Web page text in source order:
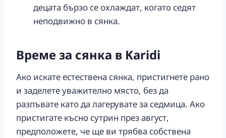
децата бързо се охлаждат, когато седят
неподвижно в сянка.
Време за сянка в Karidi
Ако искате естествена сянка, пристигнете рано
и заделете уважително място, без да
разпъвате като да лагерувате за седмица. Ако
пристигате късно сутрин през август,
предположете, че ще ви трябва собствена